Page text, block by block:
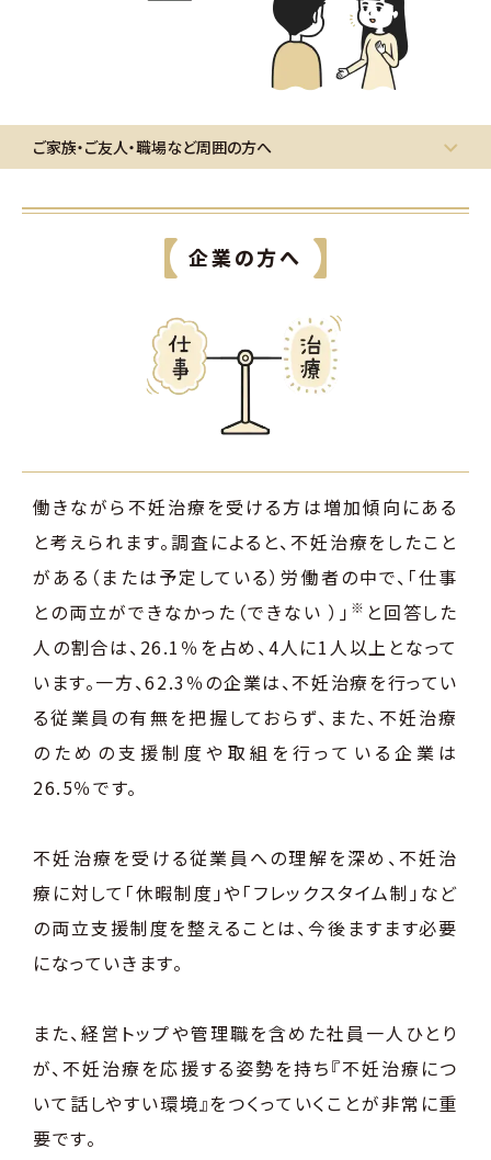
企業の方へ
働きながら不妊治療を受ける方は増加傾向にある
と考えられます。調査によると、不妊治療をしたこと
がある（または予定している）労働者の中で、「仕事
との両立ができなかった（できない ）」 ※ と回答した
人の割合は、26.1％を占め、4人に1人以上となって
います。一方、62.3％の企業は、不妊治療を行ってい
る従業員の有無を把握しておらず、また、不妊治療
のための支援制度や取組を行っている企業は
26.5％です。
不妊治療を受ける従業員への理解を深め、不妊治
療に対して「休暇制度」や「フレックスタイム制」など
の両立支援制度を整えることは、今後ますます必要
になっていきます。
また、経営トップや管理職を含めた社員一人ひとり
が、不妊治療を応援する姿勢を持ち『不妊治療につ
いて話しやすい環境』をつくっていくことが非常に重
要です。